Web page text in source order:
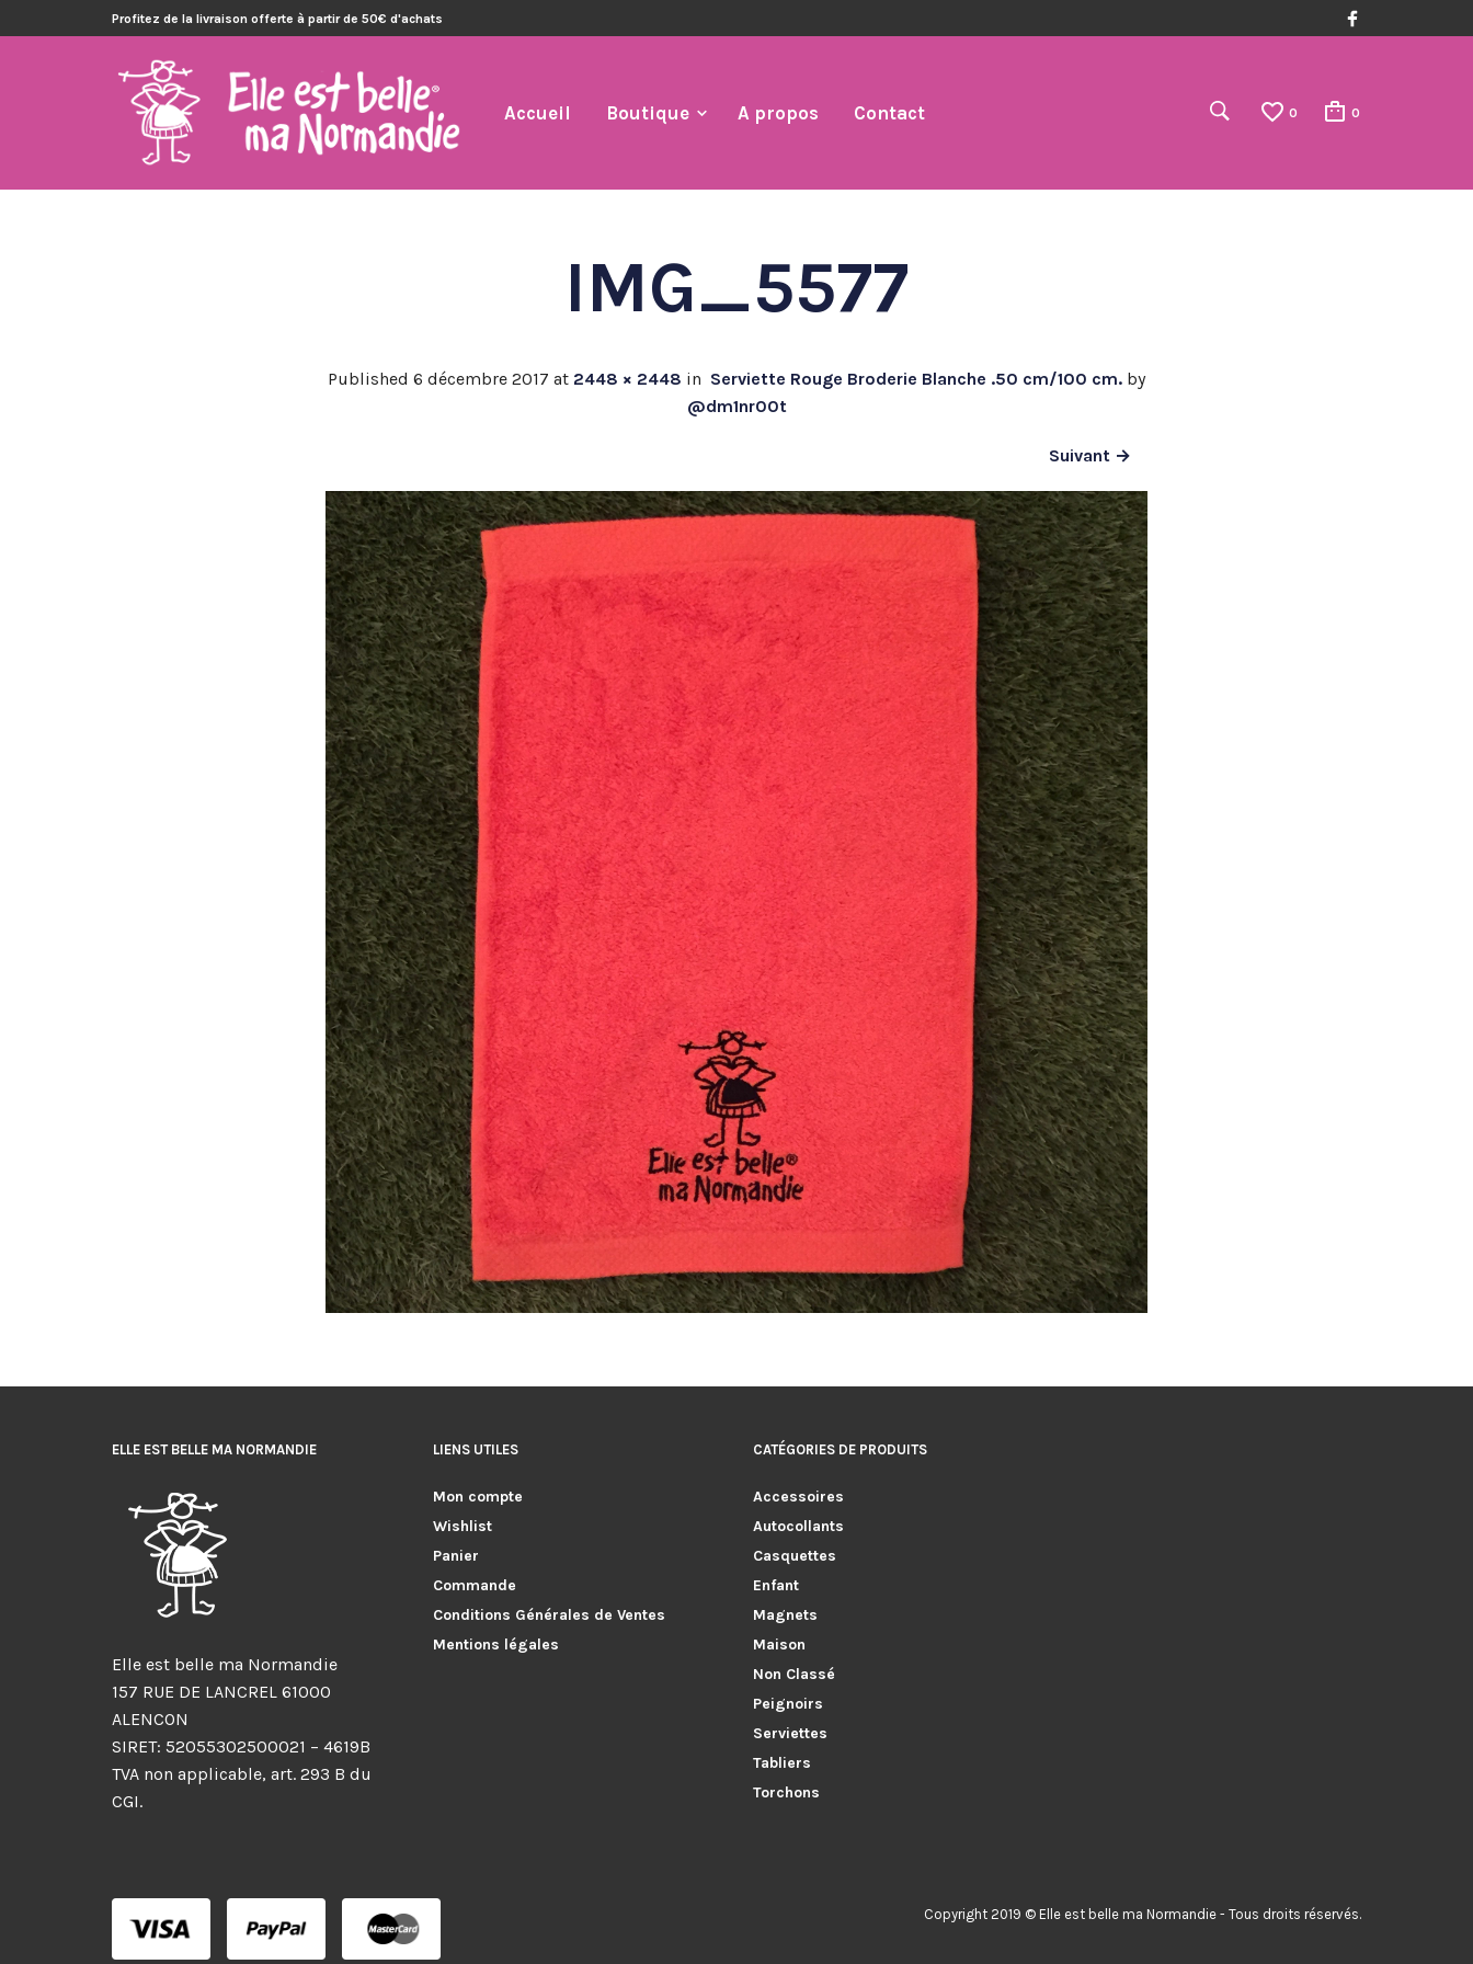
Profitez de la livraison offerte à partir de 50€ d'achats
Accueil Boutique A propos Contact 0 0
IMG_5577
Published 6 décembre 2017 at 2448 × 2448 in Serviette Rouge Broderie Blanche .50 cm/100 cm. by
@dm1nr00t
Suivant →
ELLE EST BELLE MA NORMANDIE
Elle est belle ma Normandie
157 RUE DE LANCREL 61000
ALENCON
SIRET: 52055302500021 – 4619B
TVA non applicable, art. 293 B du
CGI.
LIENS UTILES
Mon compte
Wishlist
Panier
Commande
Conditions Générales de Ventes
Mentions légales
CATÉGORIES DE PRODUITS
Accessoires
Autocollants
Casquettes
Enfant
Magnets
Maison
Non Classé
Peignoirs
Serviettes
Tabliers
Torchons
Copyright 2019 © Elle est belle ma Normandie - Tous droits réservés.